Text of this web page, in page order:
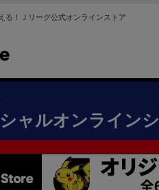
る！Ｊリーグ公式オンラインストア
ャルオンライン